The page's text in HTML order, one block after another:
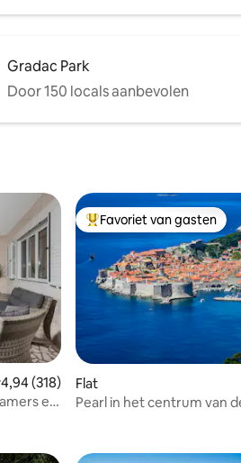
Gradac Park
Door 150 locals aanbevolen
beoordeling van 4,94 op 5,
4,94 (318)
en
Topfavoriet van gasten
Favoriet van gasten
Flat
Pearl in het centrum van